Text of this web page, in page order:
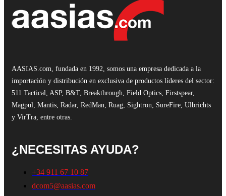
AASIAS.com, fundada en 1992, somos una empresa dedicada a la
importación y distribución en exclusiva de productos líderes del sector:
511 Tactical, ASP, B&T, Breakthrough, Field Optics, Firstspear,
Magpul, Mantis, Radar, RedMan, Ruag, Sightron, SureFire, Ulbrichts
y VirTra, entre otras.
¿NECESITAS AYUDA?
+34 911 67 10 87
dcom5@aasias.com